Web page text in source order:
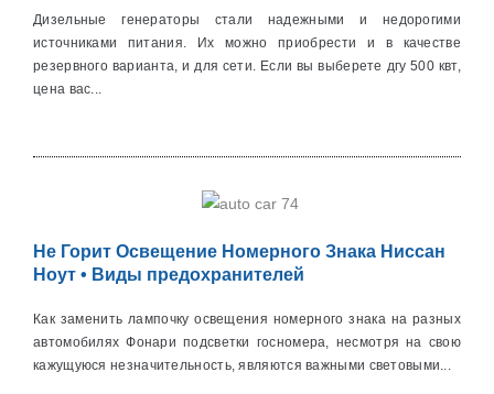
Дизельные генераторы стали надежными и недорогими
источниками питания. Их можно приобрести и в качестве
резервного варианта, и для сети. Если вы выберете дгу 500 квт,
цена вас...
Не Горит Освещение Номерного Знака Ниссан
Ноут • Виды предохранителей
Как заменить лампочку освещения номерного знака на разных
автомобилях Фонари подсветки госномера, несмотря на свою
кажущуюся незначительность, являются важными световыми...